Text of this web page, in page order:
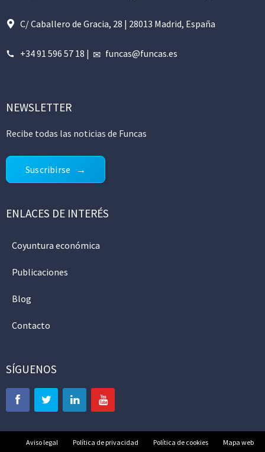
C/ Caballero de Gracia, 28 | 28013 Madrid, España
+34 91 596 57 18 | funcas@funcas.es
NEWSLETTER
Recibe todas las noticias de Funcas
Suscribirse
ENLACES DE INTERÉS
Coyuntura económica
Publicaciones
Blog
Contacto
SÍGUENOS
Aviso legal Política de privacidad Política de cookies Mapa web